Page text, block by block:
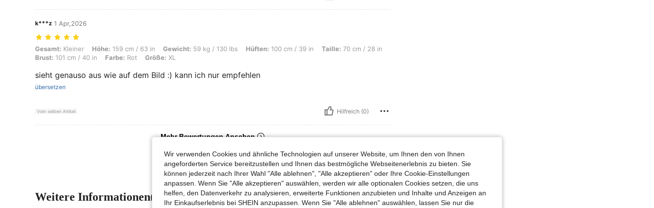
k***z 1 Apr,2026
Gesamt: Kleiner, Höhe: 159 cm / 63 in, Gewicht: 59 kg / 130 lbs, Hüften: 100 cm / 39 in, Taille: 70 cm / 28 in, Brust: 101 cm / 40 in, Farbe: Rot, Größe: XL
Gesamt: Kleiner Höhe: 159 cm / 63 in Gewicht: 59 kg / 130 lbs Hüften: 100 cm / 39 in Taille: 70 cm / 28 in
Brust: 101 cm / 40 in Farbe: Rot Größe: XL
sieht genauso aus wie auf dem Bild :) kann ich nur empfehlen
übersetzen
Vom selben Artikel Hilfreich (0)
Mehr Bewertungen Ansehen
Weitere Informationen(6)
Wir verwenden Cookies und ähnliche Technologien auf unserer Website, um Ihnen den von Ihnen
angeforderten Service bereitzustellen und Ihnen das bestmögliche Webseitenerlebnis zu bieten. Sie
können jederzeit nach Ihrer Wahl "Alle ablehnen", "Alle akzeptieren" oder Ihre Cookie-Einstellungen
anpassen. Wenn Sie "Alle akzeptieren" auswählen, werden wir alle optionalen Cookies setzen, die uns
helfen, den Datenverkehr zu analysieren, erweiterte Funktionen anzubieten und Inhalte und Anzeigen an
Ihr Einkaufserlebnis bei SHEIN anzupassen. Wenn Sie "Alle ablehnen" auswählen, lassen Sie nur die